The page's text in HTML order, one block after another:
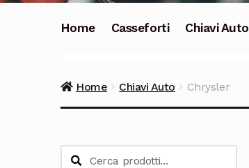
Home Casseforti Chiavi Auto
Home Chiavi Auto Chrysler
Cerca:
Cerca